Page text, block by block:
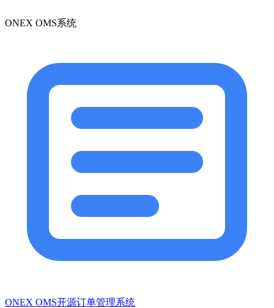
ONEX OMS系统
ONEX OMS开源订单管理系统